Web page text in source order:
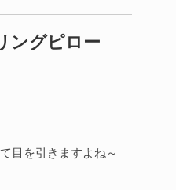
ングピロー
目を引きますよね～